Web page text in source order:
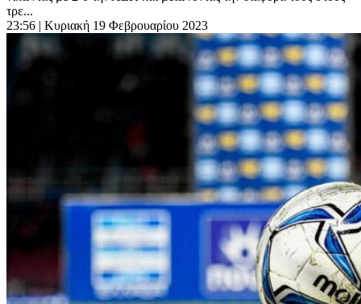
τρε...
23:56 | Κυριακή 19 Φεβρουαρίου 2023